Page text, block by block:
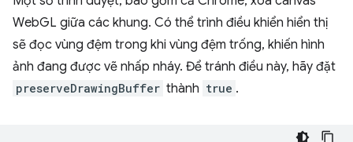
WebGL giữa các khung. Có thể trình điều khiển hiển thị
sẽ đọc vùng đệm trong khi vùng đệm trống, khiến hình
ảnh đang được vẽ nhấp nháy. Để tránh điều này, hãy đặt
preserveDrawingBuffer thành true .